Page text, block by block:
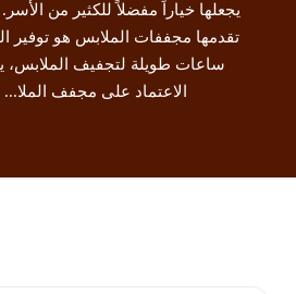
يجعلها خياراً مفضلاً للكثير من
تقدمها مجففات الملابس هو توفير
ساعات طويلة لتجفيف الملابس،
الاعتماد على مجفف الملا...